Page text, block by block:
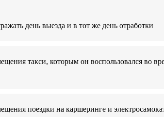
день выезда и в тот же день отработки
такси, которым он воспользовался во
поездки на каршеринге и